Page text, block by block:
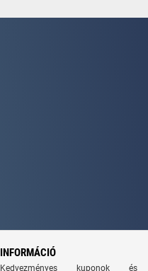
INFORMÁCIÓ
Kedvezményes kuponok és